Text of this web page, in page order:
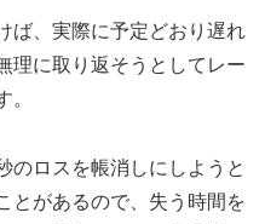
ば、実際に予定どおり遅れ
理に取り返そうとしてレー
。
のロスを帳消しにしようと
とがあるので、失う時間を